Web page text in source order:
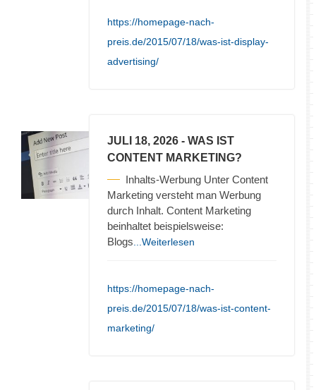
https://homepage-nach-
preis.de/2015/07/18/was-ist-display-
advertising/
JULI 18, 2026 - WAS IST
CONTENT MARKETING?
Inhalts-Werbung Unter Content
Marketing versteht man Werbung
durch Inhalt. Content Marketing
beinhaltet beispielsweise:
Blogs ...Weiterlesen
https://homepage-nach-
preis.de/2015/07/18/was-ist-content-
marketing/